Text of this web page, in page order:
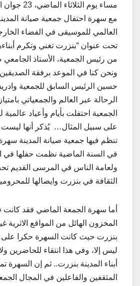
مساء يوم
مع سهرة احتفال جمعية صيانة
العالمي للموسيقى في الفضاء
تحت عنوان “بنزرت تغني وتكرم
من رئيس الجمعية، الأستاذ
ونحن كنا في الموعد برفقة
حسين الرئيس السابق للجمعية
الرحالة عبر العالم والجمعياتي
الجمعية احتفلت بأيام وأعياد عالمية
على سبيل المثال… يُذكر أنها ليست
تنظم فيها جمعية صيانة المدينة
في السنة الماضية نظمت حفلها في
ولعامة الناس في المرسى القديم
الثقافة في بنزرت وايصالها
أما سهرة الجمعة الماضي فقد
المخزون الهائل من المواقع الاثرية
بنزرت حيث كانت السهرة حكرا
ليس إلا، وفي هذا انتقاء للحاضرين
أبناء المدينة بنزرت.. ثم إن
المثقفين والفاعلين في المجال